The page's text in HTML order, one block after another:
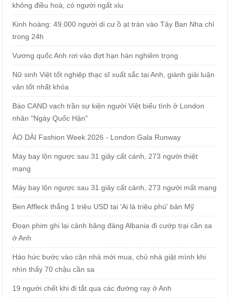
không điều hoà, có người ngất xỉu
Kinh hoàng: 49.000 người di cư ồ ạt tràn vào Tây Ban Nha chỉ
trong 24h
Vương quốc Anh rơi vào đợt hạn hán nghiêm trọng
Nữ sinh Việt tốt nghiệp thạc sĩ xuất sắc tại Anh, giành giải luận
văn tốt nhất khóa
Báo CAND vạch trần sự kiện người Việt biểu tình ở London
nhân "Ngày Quốc Hận"
ÁO DÀI Fashion Week 2026 - London Gala Runway
Máy bay lộn ngược sau 31 giây cất cánh, 273 người thiệt
mạng
Máy bay lộn ngược sau 31 giây cất cánh, 273 người mất mạng
Ben Affleck thắng 1 triệu USD tại 'Ai là triệu phú' bản Mỹ
Đoạn phim ghi lại cảnh băng đảng Albania đi cướp trại cần sa
ở Anh
Háo hức bước vào căn nhà mới mua, chủ nhà giật mình khi
nhìn thấy 70 chậu cần sa
19 người chết khi đi tắt qua các đường ray ở Anh